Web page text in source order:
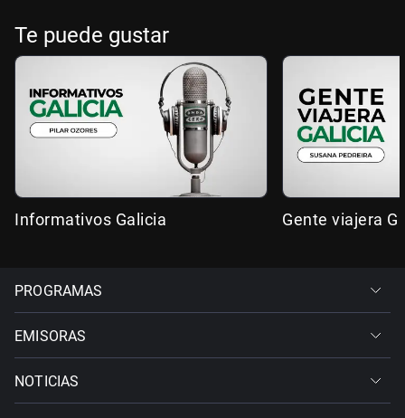
Te puede gustar
Informativos Galicia Gente viajera
PROGRAMAS
EMISORAS
NOTICIAS